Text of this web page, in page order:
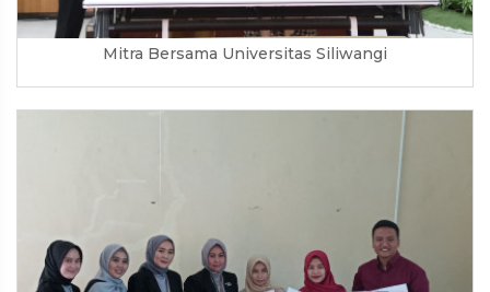
Mitra Bersama Universitas Siliwangi